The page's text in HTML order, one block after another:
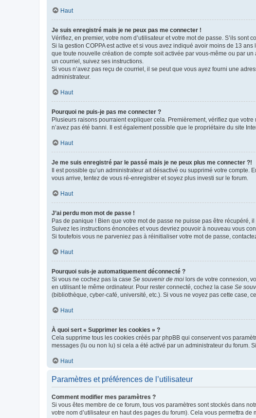
Haut
Je suis enregistré mais je ne peux pas me connecter !
Vérifiez, en premier, votre nom d’utilisateur et votre mot de passe. S’ils sont
Si la gestion COPPA est active et si vous avez indiqué avoir moins de 13
que toute nouvelle création de compte soit activée par vous-même ou par
un courriel, suivez ses instructions.
Si vous n’avez pas reçu de courriel, il se peut que vous ayez fourni une
administrateur.
Haut
Pourquoi ne puis-je pas me connecter ?
Plusieurs raisons pourraient expliquer cela. Premièrement, vérifiez que
n’avez pas été banni. Il est également possible que le propriétaire du site
Haut
Je me suis enregistré par le passé mais je ne peux plus me connecter ?!
Il est possible qu’un administrateur ait désactivé ou supprimé votre
vous arrive, tentez de vous ré-enregistrer et soyez plus investi sur le forum.
Haut
J’ai perdu mon mot de passe !
Pas de panique ! Bien que votre mot de passe ne puisse pas être
Suivez les instructions énoncées et vous devriez pouvoir à nouveau vous
Si toutefois vous ne parveniez pas à réinitialiser votre mot de passe,
Haut
Pourquoi suis-je automatiquement déconnecté ?
Si vous ne cochez pas la case Se souvenir de moi lors de votre connexion,
en utilisant le même ordinateur. Pour rester connecté, cochez la case Se
(bibliothèque, cyber-café, université, etc.). Si vous ne voyez pas cette case,
Haut
À quoi sert « Supprimer les cookies » ?
Cela supprime tous les cookies créés par phpBB qui conservent vos
messages (lu ou non lu) si cela a été activé par un administrateur du
Haut
Paramètres et préférences de l’utilisateur
Comment modifier mes paramètres ?
Si vous êtes membre de ce forum, tous vos paramètres sont stockés dans
votre nom d’utilisateur en haut des pages du forum). Cela vous permettra